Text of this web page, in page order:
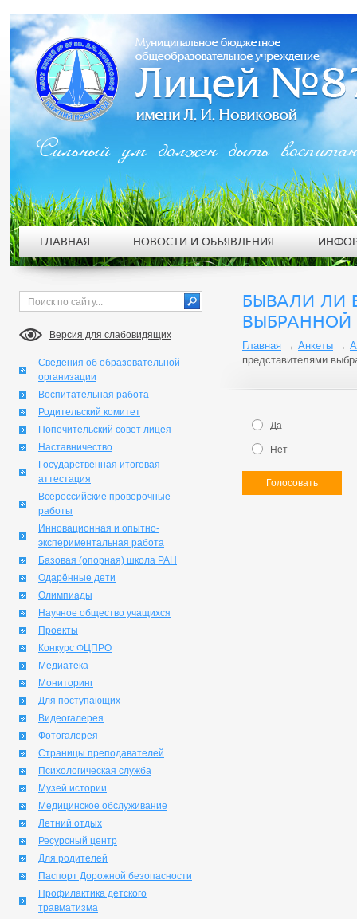
Версия для слабовидящих
Сведения об образовательной
организации
Воспитательная работа
Родительский комитет
Попечительский совет лицея
Наставничество
Государственная итоговая
аттестация
Всероссийские проверочные
работы
Инновационная и опытно-
экспериментальная работа
Базовая (опорная) школа РАН
Одарённые дети
Олимпиады
Научное общество учащихся
Проекты
Конкурс ФЦПРО
Медиатека
Мониторинг
Для поступающих
Видеогалерея
Фотогалерея
Страницы преподавателей
Психологическая служба
Музей истории
Медицинское обслуживание
Летний отдых
Ресурсный центр
Для родителей
Паспорт Дорожной безопасности
Профилактика детского
травматизма
БЫВАЛИ ЛИ
Главная → Анкеты →
представителями
Да
Нет
Голосовать
Сильный ум должен быть
ГЛАВНАЯ НОВОСТИ И ОБЪЯВЛЕНИЯ